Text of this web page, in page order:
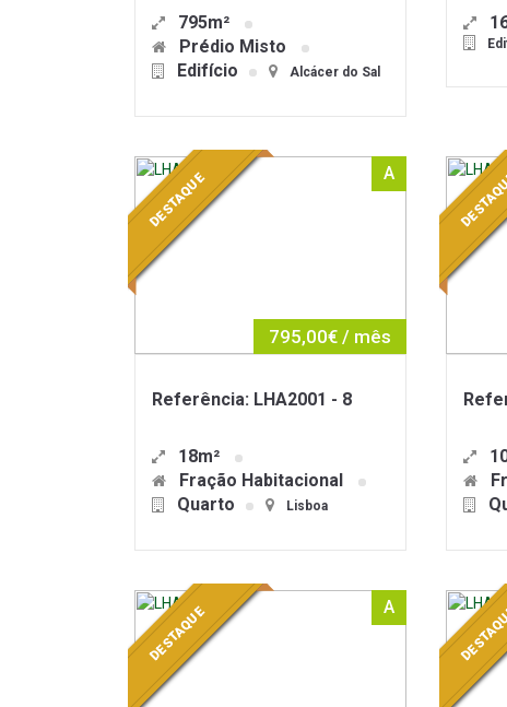
795m²
Prédio Misto
Edifício
Alcácer do Sal
A
795,00€ / mês
DESTAQUE
Referência: LHA2001 - 8
18m²
Fração Habitacional
Quarto
Lisboa
A
DESTAQUE